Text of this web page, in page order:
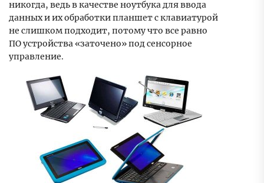
никогда, ведь в качестве ноутбука для ввода
данных и их обработки планшет с клавиатурой
не слишком подходит, потому что все равно
ПО устройства «заточено» под сенсорное
управление.